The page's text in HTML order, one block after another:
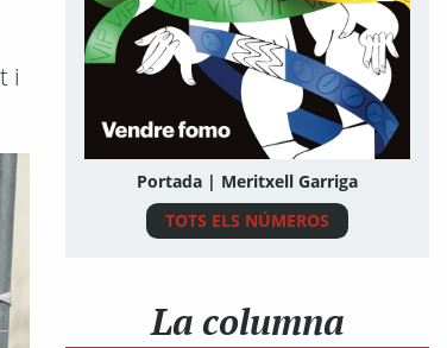
i
Portada | Meritxell Garriga
TOTS ELS NÚMEROS
La columna